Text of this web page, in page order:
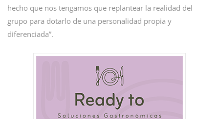
hecho que nos tengamos que replantear la realidad del
grupo para dotarlo de una personalidad propia y
diferenciada”.